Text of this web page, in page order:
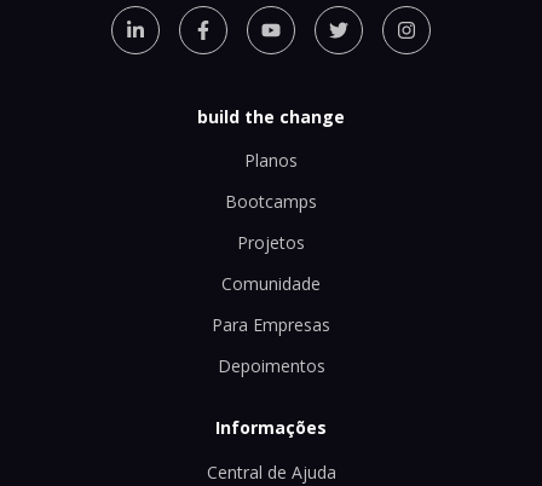
build the change
Planos
Bootcamps
Projetos
Comunidade
Para Empresas
Depoimentos
Informações
Central de Ajuda